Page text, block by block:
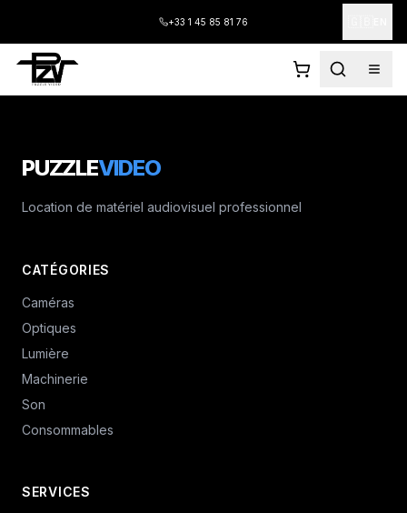
+33 1 45 85 81 76
PUZZLEVIDEO
Location de matériel audiovisuel professionnel
CATÉGORIES
Caméras
Optiques
Lumière
Machinerie
Son
Consommables
SERVICES